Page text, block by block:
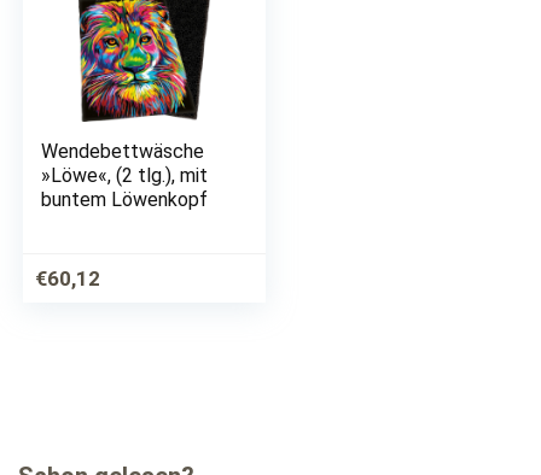
Wendebettwäsche
»Löwe«, (2 tlg.), mit
buntem Löwenkopf
€60,12